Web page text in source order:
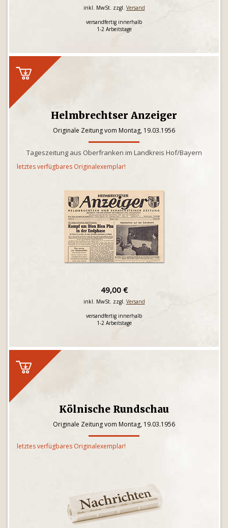
inkl. MwSt. zzgl. Versand
versandfertig innerhalb
1-2 Arbeitstage
Helmbrechtser Anzeiger
Originale Zeitung vom Montag, 19.03.1956
Tageszeitung aus Oberfranken im Landkreis Hof/Bayern
letztes verfügbares Originalexemplar!
49,00 €
inkl. MwSt. zzgl. Versand
versandfertig innerhalb
1-2 Arbeitstage
Kölnische Rundschau
Originale Zeitung vom Montag, 19.03.1956
letztes verfügbares Originalexemplar!